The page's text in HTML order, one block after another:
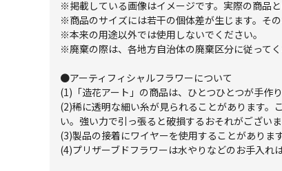
※掲載している画像はイメージです。実際の商品
※商品のサイズには若干の個体差が生じます。そ
※本来の用途以外では使用しないでください。
※廃棄の際は、各地方自治体の廃棄区分に従ってく
●アーティフィシャルフラワーについて
(1)「造花アート」の商品は、ひとつひとつが手作
(2)稀に透明な細い糸が見られることがあります
い。強い力で引っ張ると破損するおそれがございま
(3)製品の接着にワイヤーを使用することがありま
(4)プリザーブドフラワーは水やりなどのお手入れ